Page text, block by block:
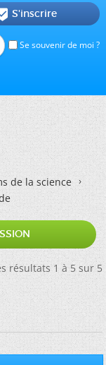
Se souvenir de moi ?
S'inscrire
de la science
résultats 1 à 5 sur 5